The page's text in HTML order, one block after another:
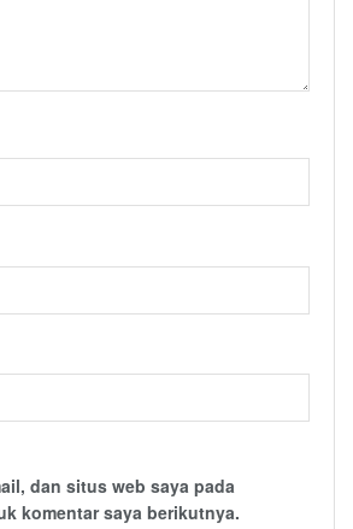
dan situs web saya pada
komentar saya berikutnya.